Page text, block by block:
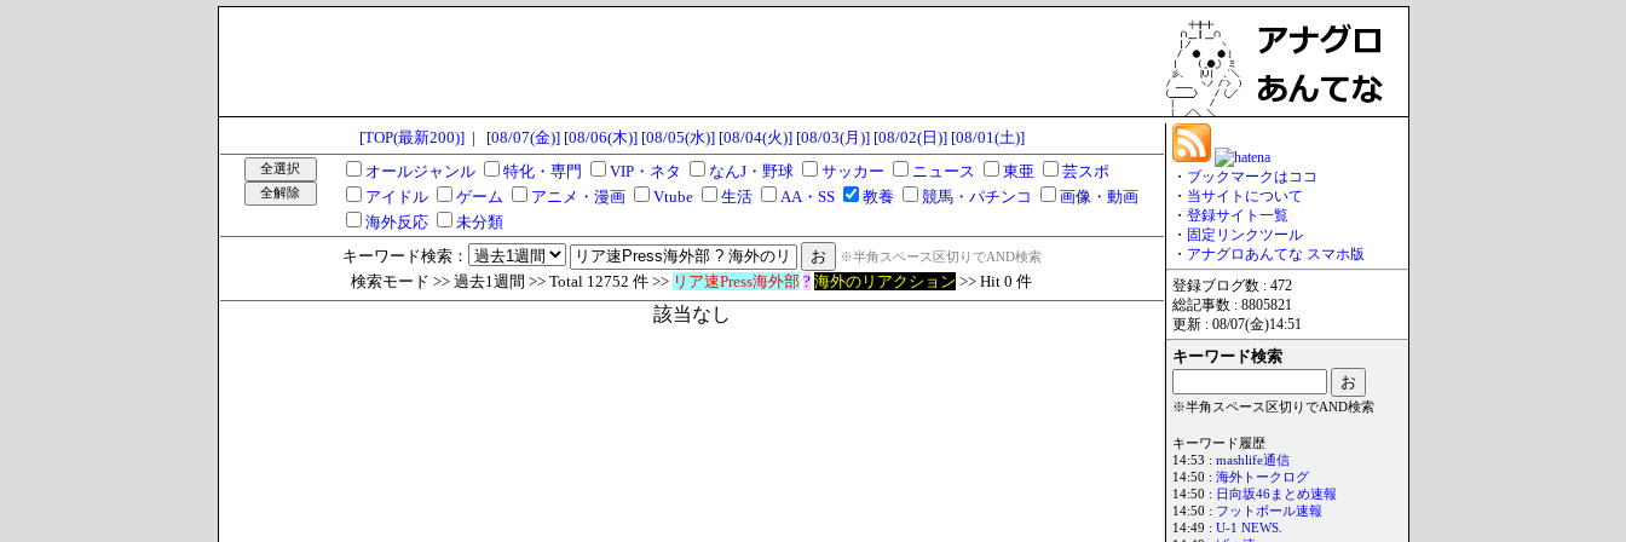
[TOP(最新200)]| [08/07(金)] [08/06(木)] [08/05(水)] [08/04(火)] [08/03(月)] [08/02(日)] [08/01(土)]
オールジャンル
特化・専門 VIP・ネタ なんJ・野球 サッカー ニュース 東亜
芸スポ
アイドル
ゲーム アニメ・漫画 Vtube 生活 AA・SS 教養 競馬・パチンコ
画像・動画
海外反応
未分類
キーワード検索：
※半角スペース区切りでAND検索
検索モード >> 過去1週間 >> Total 12752 件 >> リア速Press海外部 ? 海外のリアクション >> Hit 0 件
該当なし
・ ブックマークはココ
・ 当サイトについて
・ 登録サイト一覧
・ 固定リンクツール
・ アナグロあんてな スマホ版
登録ブログ数 : 472
総記事数 : 8805821
更新 : 08/07(金)14:51
キーワード検索
※半角スペース区切りでAND検索
キーワード履歴
14:53 : mashlife通信
14:50 : 海外トークログ
14:50 : 日向坂46まとめ速報
14:50 : フットボール速報
14:49 : U-1 NEWS.